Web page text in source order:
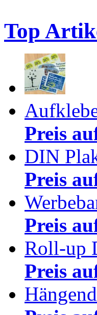
Top
Preis
DIN
Preis
Preis
Roll-up
Preis